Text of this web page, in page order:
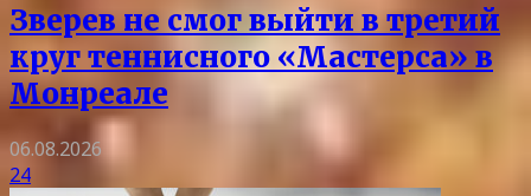
Зверев не смог выйти в третий
круг теннисного «Мастерса» в
Монреале
06.08.2026
24